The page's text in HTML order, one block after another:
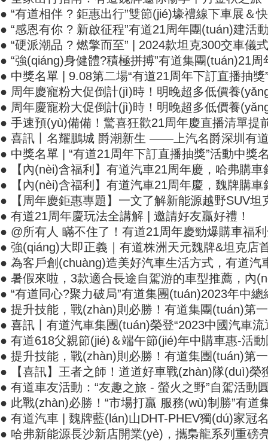
● “有道相伴 ? 鉅惠出行”雙節(jié)壕禮線下車展＆
● “感恩有你 ? 新啟征程”有道21周年團(tuán)建活
● “硬派潮品 ? 燃擎而至” | 2024款坦克300交車儀
● “強(qiáng)身健體?積極拼搏”有道集團(tuán)21周年
● 中獎名單 | 9.08第二場“有道21周年下訂直播抽
● 周年慶寵粉大促倒計(jì)時！明晚超多低價養
● 周年慶寵粉大促倒計(jì)時！明晚超多低價養
● 手速預(yù)備備！驚喜狂歡21周年慶直播清單提
● 喜訊丨名耀鵬城 爵潮新生 ——上汽名爵深圳
● 中獎名單 | “有道21周年下訂直播抽獎”活動中獎
● 【內(nèi)含福利】有道汽車21周年慶，哈弗購
● 【內(nèi)含福利】有道汽車21周年慶，魏牌購車
● 【周年慶鉅惠專題】一文了解新能源越野SUV坦
● 有道21周年慶玩法全講解 | 邀請好友贏好禮！
● @所有人 瞞不住了！有道21周年慶勁爆購車福
● 強(qiáng)大即正義｜有道株洲天元魏牌&坦克店
● 為客戶創(chuàng)造美好汽車生活方式，有
● 暑假來啦，3款適合長途自駕游的車型推薦，內
● “有道同心?聚力破局”有道集團(tuán)2023年中
● 提升技能，戰(zhàn)則必勝！有道集團(tuán)
● 喜訊丨有道汽車集團(tuán)榮登“2023中國汽車流
● 有道618父親節(jié)＆端午節(jié)年中購車惠-活動圓
● 提升技能，戰(zhàn)則必勝！有道集團(tuán)第
● 【喜訊】王者之師！道道好車戰(zhàn)隊(duì)榮
● 有道車友活動：“友趣之旅 - 螢火之野”自駕活動圓
● 此戰(zhàn)必勝！“市場打贏 服務(wù)制勝”有
● 有道汽車 | 魏牌藍(lán)山DHT-PHEV獨(dú)家冠
● 哈弗新能源長沙新店開業(yè)，攜梟龍系列重磅